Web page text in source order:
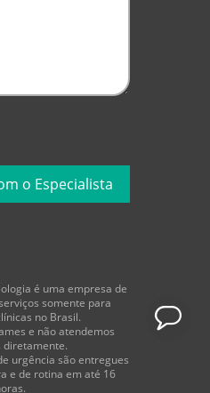
é uma empresa de
somente para
no Brasil.
e não atendemos
diretamente.
urgência são entregues
e de rotina em até 16